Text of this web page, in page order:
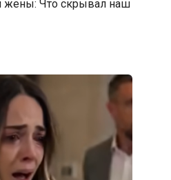
жены: Что скрывал наш